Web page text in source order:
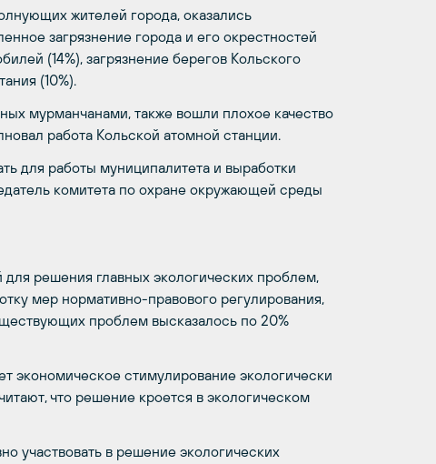
жителей города, оказались
загрязнение города и его окрестностей
(14%), загрязнение берегов Кольского
(10%).
мурманчанами, также вошли плохое качество
работа Кольской атомной станции.
для работы муниципалитета и выработки
комитета по охране окружающей среды
решения главных экологических проблем,
мер нормативно-правового регулирования,
проблем высказалось по 20%
экономическое стимулирование экологически
что решение кроется в экологическом
участвовать в решение экологических